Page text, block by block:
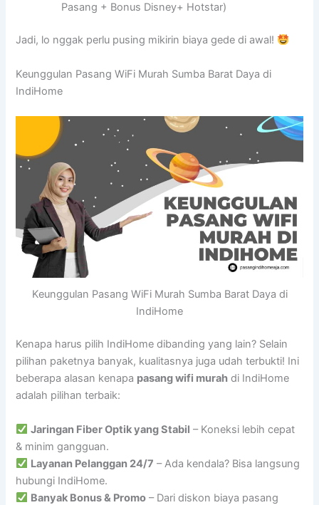
Pasang + Bonus Disney+ Hotstar)
Jadi, lo nggak perlu pusing mikirin biaya gede di awal!
Keunggulan Pasang WiFi Murah Sumba Barat Daya di
IndiHome
Keunggulan Pasang WiFi Murah Sumba Barat Daya di
IndiHome
Kenapa harus pilih IndiHome dibanding yang lain? Selain
pilihan paketnya banyak, kualitasnya juga udah terbukti! Ini
beberapa alasan kenapa pasang wifi murah di IndiHome
adalah pilihan terbaik:
Jaringan Fiber Optik yang Stabil – Koneksi lebih cepat
& minim gangguan.
Layanan Pelanggan 24/7 – Ada kendala? Bisa langsung
hubungi IndiHome.
Banyak Bonus & Promo – Dari diskon biaya pasang